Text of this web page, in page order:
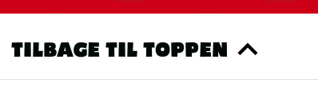
TILBAGE TIL TOPPEN